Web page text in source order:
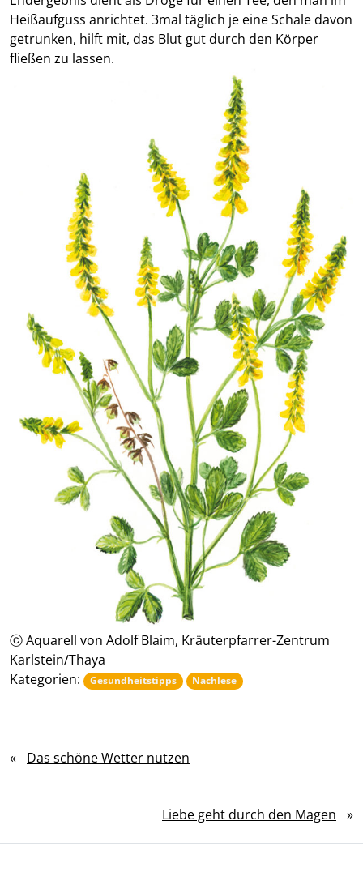
Heißaufguss anrichtet. 3mal täglich je eine Schale davon
getrunken, hilft mit, das Blut gut durch den Körper
fließen zu lassen.
ⓒ Aquarell von Adolf Blaim, Kräuterpfarrer-Zentrum
Karlstein/Thaya
Kategorien:
Gesundheitstipps Nachlese
« Das schöne Wetter nutzen
Liebe geht durch den Magen »